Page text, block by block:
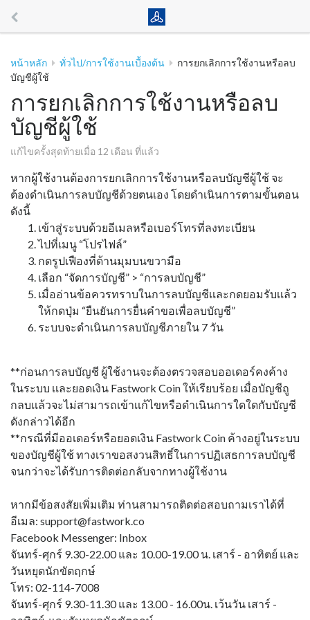
หน้าหลัก ทั่วไป/การใช้งานเบื้องต้น
การยกเลิกการใช้งานหรือลบ
บัญชีผู้ใช้
การยกเลิกการใช้งานหรือลบ
บัญชีผู้ใช้
แก้ไขครั้งสุดท้ายเมื่อ 12 เดือน ที่แล้ว
หากผู้ใช้งานต้องการยกเลิกการใช้งานหรือลบบัญชีผู้ใช้ จะ
ต้องดำเนินการลบบัญชีด้วยตนเอง โดยดำเนินการตามขั้นตอน
ดังนี้
เข้าสู่ระบบด้วยอีเมลหรือเบอร์โทรที่ลงทะเบียน
ไปที่เมนู “โปรไฟล์”
กดรูปเฟืองที่ด้านมุมบนขวามือ
เลือก “จัดการบัญชี” > “การลบบัญชี”
เมื่ออ่านข้อควรทราบในการลบบัญชีเเละกดยอมรับเเล้ว
ให้กดปุ่ม “ยืนยันการยื่นคำขอเพื่อลบบัญชี”
ระบบจะดำเนินการลบบัญชีภายใน 7 วัน
**ก่อนการลบบัญชี ผู้ใช้งานจะต้องตรวจสอบออเดอร์คงค้าง
ในระบบ เเละยอดเงิน Fastwork Coin ให้เรียบร้อย เมื่อบัญชีถู
กลบเเล้วจะไม่สามารถเข้าเเก้ไขหรือดำเนินการใดใดกับบัญชี
ดังกล่าวได้อีก
**กรณีที่มีออเดอร์หรือยอดเงิน Fastwork Coin ค้างอยู่ในระบบ
ของบัญชีผู้ใช้ ทางเราขอสงวนสิทธิ์ในการปฏิเสธการลบบัญชี
จนกว่าจะได้รับการติดต่อกลับจากทางผู้ใช้งาน
หากมีข้อสงสัยเพิ่มเติม ท่านสามารถติดต่อสอบถามเราได้ที่
อีเมล: support@fastwork.co
Facebook Messenger: Inbox
จันทร์-ศุกร์ 9.30-22.00 และ 10.00-19.00 น. เสาร์ - อาทิตย์ และ
วันหยุดนักขัตฤกษ์
โทร: 02-114-7008
จันทร์-ศุกร์ 9.30-11.30 และ 13.00 - 16.00น. เว้นวัน เสาร์ -